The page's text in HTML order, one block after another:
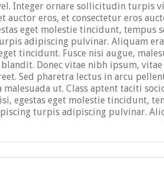
Integer ornare sollicitudin turpis
auctor eros, et consectetur eros
eget molestie tincidunt, tempus
adipiscing pulvinar. Aliquam
tincidunt. Fusce nisi augue,
Donec vitae nibh ipsum,
Sed pharetra lectus in arcu
malesuada ut. Class aptent taciti
egestas eget molestie tincidunt,
turpis adipiscing pulvinar.